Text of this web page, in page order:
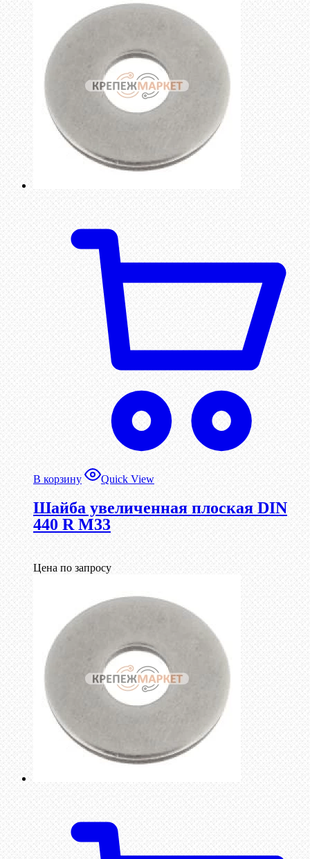
В корзину Quick View
Шайба увеличенная плоская DIN
440 R М33
Цена по запросу